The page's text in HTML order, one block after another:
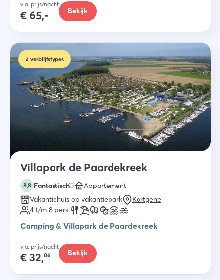
v.a. prijs/nacht
€ 65,- Bekijk
4 verblijfstypes
Villapark de Paardekreek
8,8 Fantastisch
Appartement
Vakantiehuis op vakantiepark
Kortgene
4 t/m 8 pers.
Camping & Villapark de Paardekreek
v.a. prijs/nacht
€ 32,06 Bekijk